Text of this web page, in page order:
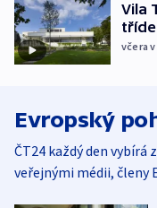
Vila
včera v
Evropský
ČT24 každý den
veřejnými médii, členy